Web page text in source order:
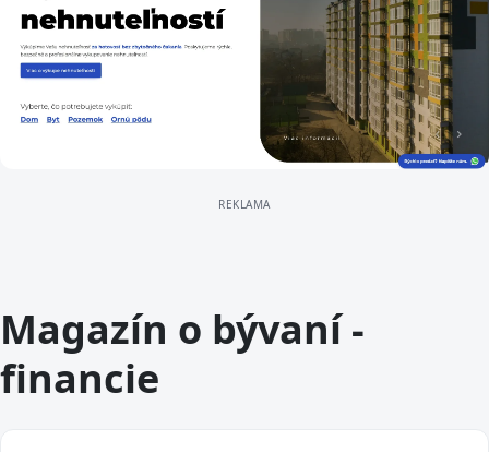
Magazín o bývaní -
financie